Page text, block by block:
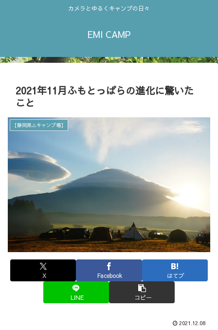
カメラとゆるくキャンプの日々
EMI CAMP
2021年11月ふもとっぱらの進化に驚いた
こと
【静岡県△キャンプ場】
X Facebook はてブ
LINE コピー
2021.12.08